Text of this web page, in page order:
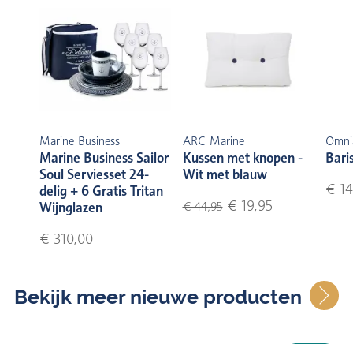
Marine Business
Marine Business Sailor
Soul Serviesset 24-
delig + 6 Gratis Tritan
Wijnglazen
€ 310,00
ARC Marine
Kussen met knopen -
Wit met blauw
€ 44,95€ 19,95
€
Bekijk meer nieuwe producten